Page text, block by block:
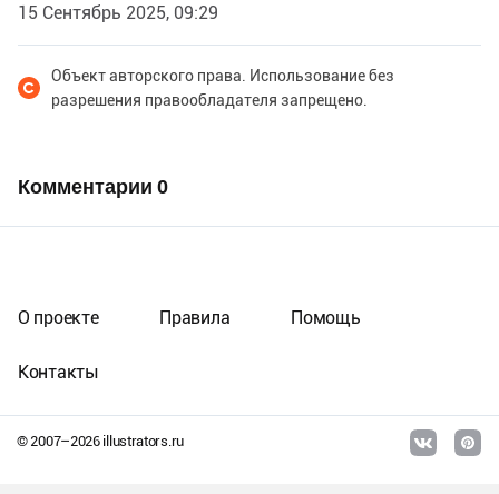
15 Сентябрь 2025, 09:29
Объект авторского права. Использование без
разрешения правообладателя запрещено.
Комментарии 0
© 2007–2026illustrators.ru
О проекте Правила Помощь
Контакты